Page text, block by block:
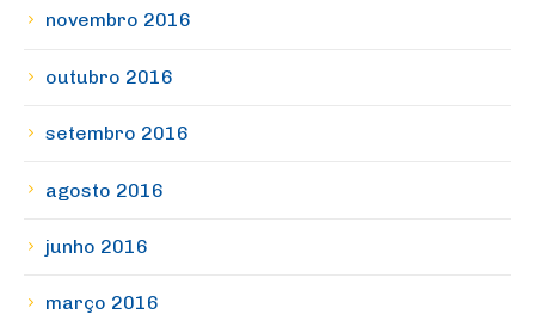
novembro 2016
outubro 2016
setembro 2016
agosto 2016
junho 2016
março 2016